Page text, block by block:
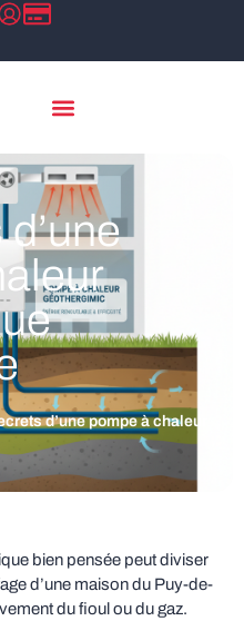
d’une
d’une pompe à chaleur
bien pensée peut diviser
d’une maison du Puy-de-
du fioul ou du gaz.